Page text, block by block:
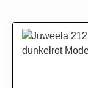
Bildergalerie